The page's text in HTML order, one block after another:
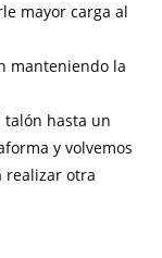
mayor carga al
manteniendo la
talón hasta un
y volvemos
realizar otra